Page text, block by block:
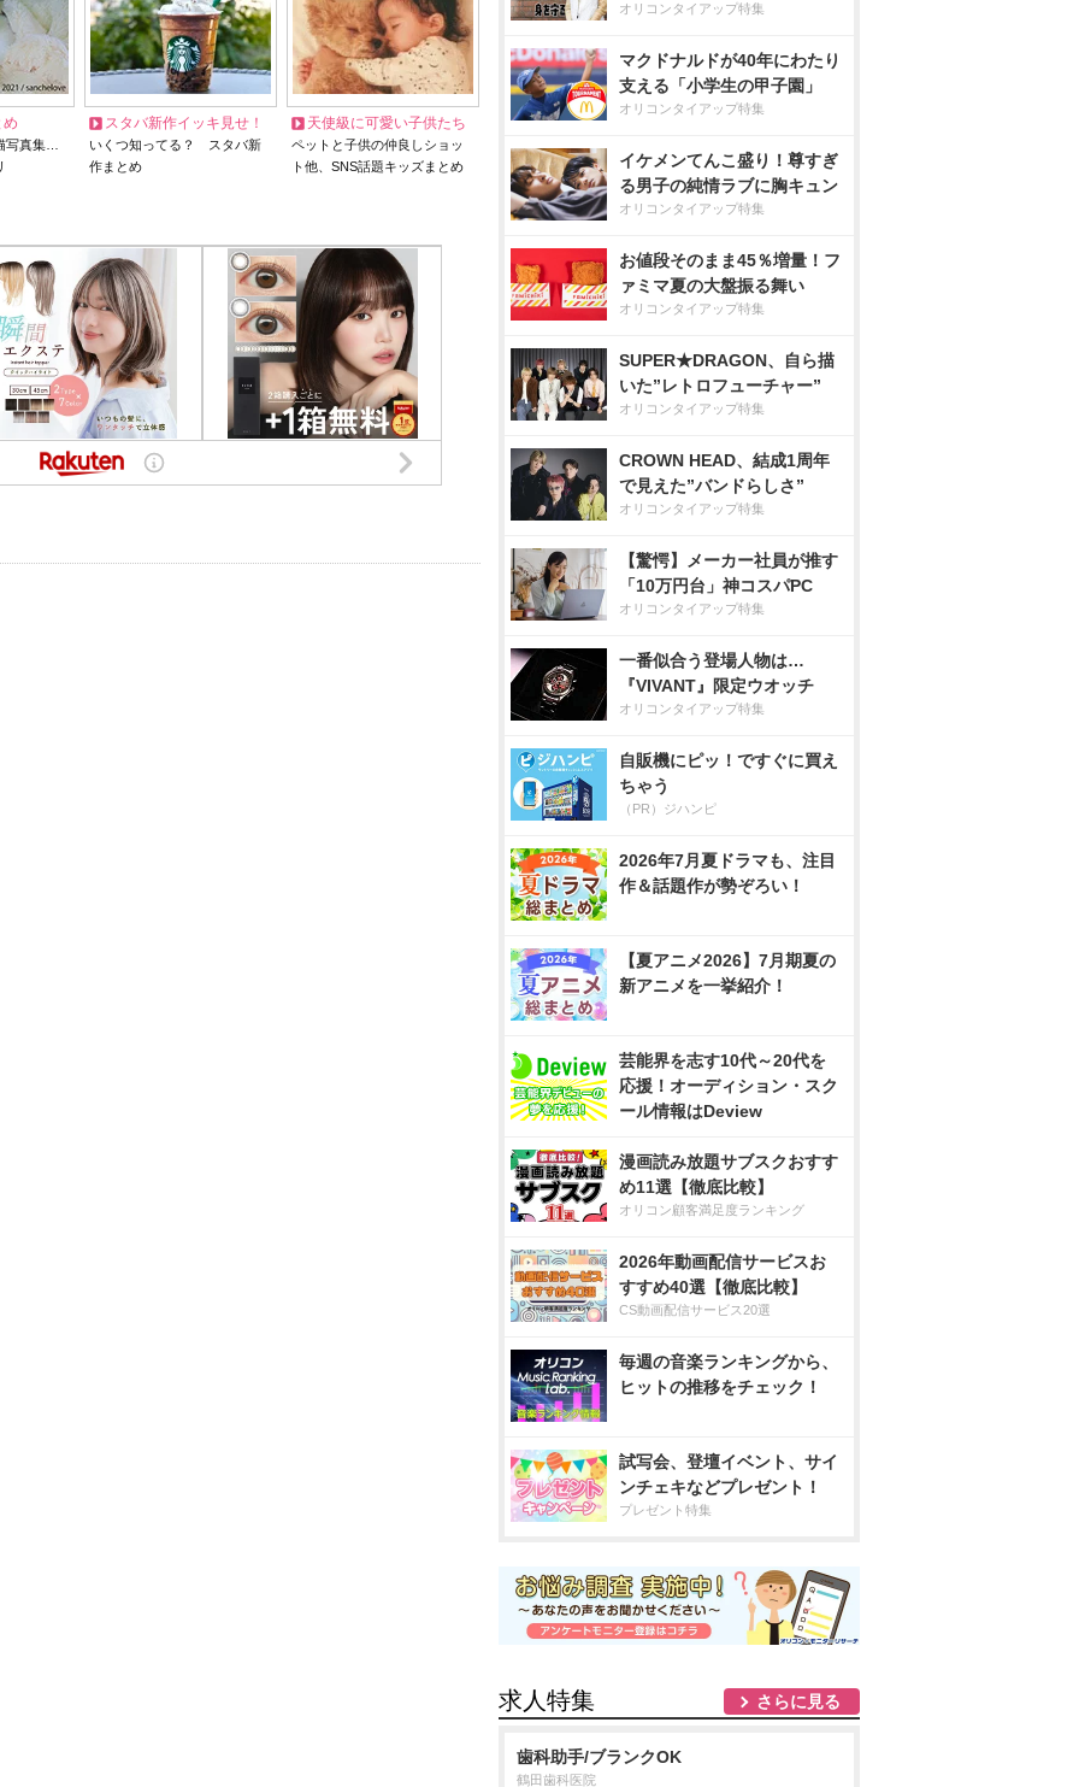
め
写真集…
スタバ新作イッキ見せ！
いくつ知ってる？ スタバ新
作まとめ
天使級に可愛い子供たち
ペットと子供の仲良しショッ
ト他、SNS話題キッズまとめ
オリコンタイアップ特集
マクドナルドが40年にわたり
支える「小学生の甲子園」
オリコンタイアップ特集
イケメンてんこ盛り！尊すぎ
る男子の純情ラブに胸キュン
オリコンタイアップ特集
お値段そのまま45％増量！フ
ァミマ夏の大盤振る舞い
オリコンタイアップ特集
SUPER★DRAGON、自ら描
いた”レトロフューチャー”
オリコンタイアップ特集
CROWN HEAD、結成1周年
で見えた”バンドらしさ”
オリコンタイアップ特集
【驚愕】メーカー社員が推す
「10万円台」神コスパPC
オリコンタイアップ特集
一番似合う登場人物は…
『VIVANT』限定ウオッチ
オリコンタイアップ特集
自販機にピッ！ですぐに買え
ちゃう
（PR）ジハンピ
2026年7月夏ドラマも、注目
作＆話題作が勢ぞろい！
【夏アニメ2026】7月期夏の
新アニメを一挙紹介！
芸能界を志す10代～20代を
応援！オーディション・スク
ール情報はDeview
漫画読み放題サブスクおすす
め11選【徹底比較】
オリコン顧客満足度ランキング
2026年動画配信サービスお
すすめ40選【徹底比較】
CS動画配信サービス20選
毎週の音楽ランキングから、
ヒットの推移をチェック！
試写会、登壇イベント、サイ
ンチェキなどプレゼント！
プレゼント特集
求人特集 さらに見る
歯科助手/ブランクOK
鶴田歯科医院